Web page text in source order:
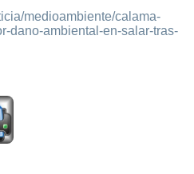
medioambiente/calama-
dano-ambiental-en-salar-tras-